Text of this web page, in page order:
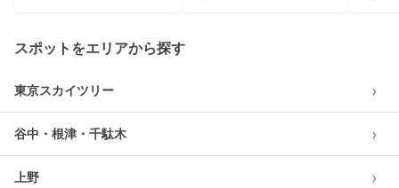
スポットをエリアから探す
東京スカイツリー ›
谷中・根津・千駄木 ›
上野 ›